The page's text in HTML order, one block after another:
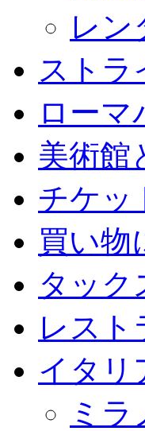
レン
ストラ
ローマ
美術館
チケッ
買い物
タック
レスト
イタリ
ミラ